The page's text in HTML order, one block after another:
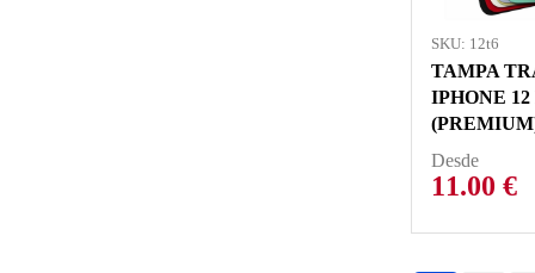
SKU: 12t6
TAMPA
IPHONE
Desde
11.00 €